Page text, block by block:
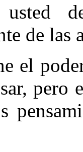
de las
el
pero